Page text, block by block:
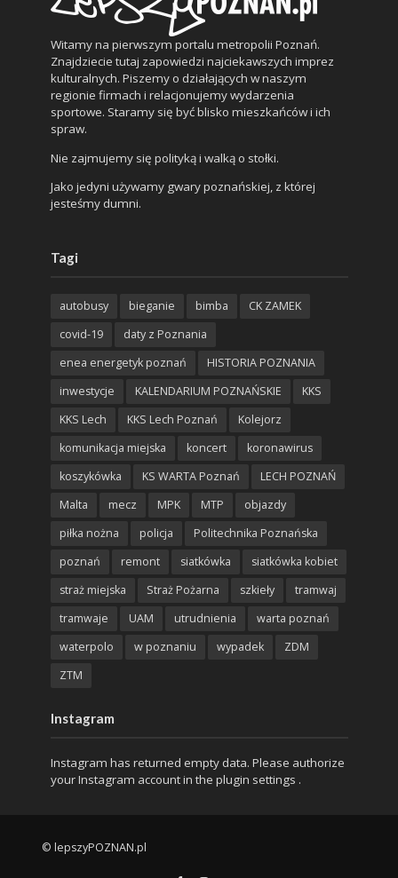
Witamy na pierwszym portalu metropolii Poznań.
Znajdziecie tutaj zapowiedzi najciekawszych imprez
kulturalnych. Piszemy o działających w naszym
regionie firmach i relacjonujemy wydarzenia
sportowe. Staramy się być blisko mieszkańców i ich
spraw.
Nie zajmujemy się polityką i walką o stołki.
Jako jedyni używamy gwary poznańskiej, z której
jesteśmy dumni.
Tagi
autobusy bieganie bimba
CK ZAMEK
covid-19
daty z Poznania
enea energetyk poznań
HISTORIA POZNANIA
inwestycje
KALENDARIUM POZNAŃSKIE
KKS
KKS Lech
KKS Lech Poznań
Kolejorz
komunikacja miejska
koncert
koronawirus
koszykówka
KS WARTA Poznań
LECH POZNAŃ
Malta
mecz MPK MTP
objazdy
piłka nożna
policja
Politechnika Poznańska
poznań
remont siatkówka
siatkówka kobiet
straż miejska
Straż Pożarna szkieły
tramwaj
tramwaje
UAM utrudnienia
warta poznań
waterpolo
w poznaniu wypadek
ZDM
ZTM
Instagram
Instagram has returned empty data. Please authorize
your Instagram account in the plugin settings .
© lepszyPOZNAN.pl